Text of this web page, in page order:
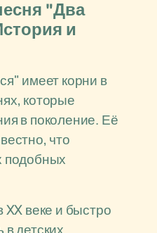
"Два
и
имеет корни в
которые
в поколение. Её
что
подобных
веке и быстро